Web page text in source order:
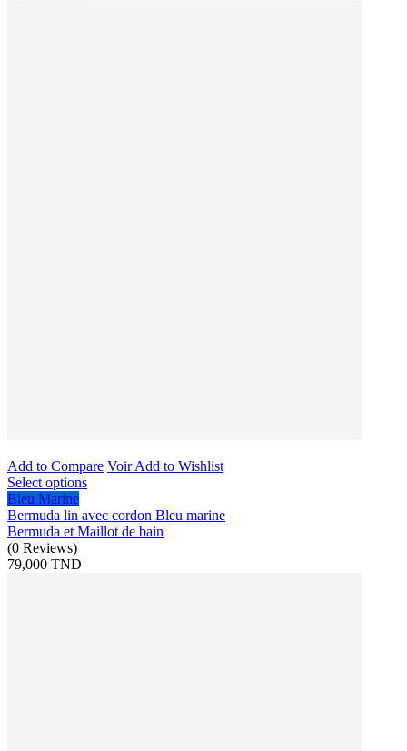
Add to Compare VoirAdd to Wishlist
Select options
Bleu Marine
Bermuda lin avec cordon Bleu marine
Bermuda et Maillot de bain
(0 Reviews)
79,000 TND